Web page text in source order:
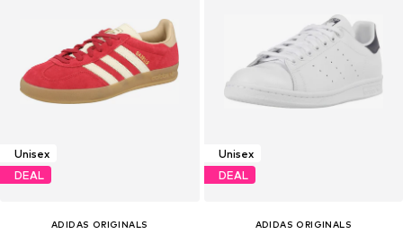
Unisex
DEAL
ADIDAS ORIGINALS
Unisex
DEAL
ADIDAS ORIGINALS